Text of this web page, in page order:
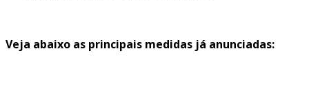
Veja abaixo as principais medidas já anunciadas: